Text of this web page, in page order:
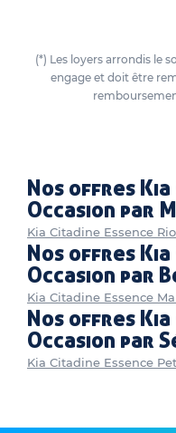
(*) Les loyers arrondis le
engage et doit être
Nos offres Kia
Occasion par
Kia Citadine Essence
Nos offres Kia
Occasion par
Kia Citadine Essence
Nos offres Kia
Occasion par
Kia Citadine Essence